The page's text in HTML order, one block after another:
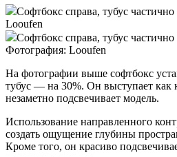
Софтбокс справа, тубус
Looufen
Софтбокс справа, тубус
Фотография: Looufen
На фотографии выше софтбокс
тубус — на 30%. Он выступает как
незаметно подсвечивает модель.
Использование направленного
создать ощущение глубины
Кроме того, он красиво